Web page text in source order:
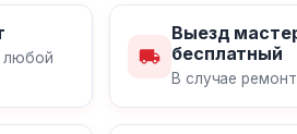
любой
Выезд
бесплатный
В случае